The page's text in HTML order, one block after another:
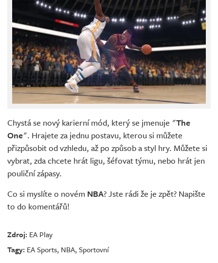
Chystá se nový karierní mód, který se jmenuje "The
One". Hrajete za jednu postavu, kterou si můžete
přizpůsobit od vzhledu, až po způsob a styl hry. Můžete si
vybrat, zda chcete hrát ligu, šéfovat týmu, nebo hrát jen
pouliční zápasy.
Co si myslíte o novém NBA? Jste rádi že je zpět? Napište
to do komentářů!
Zdroj: EA Play
Tagy: EA Sports, NBA,Sportovní